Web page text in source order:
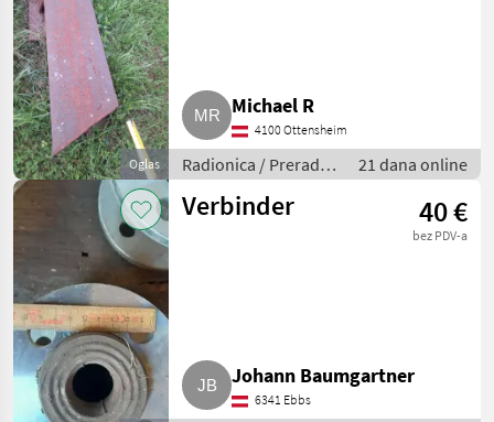
Oglas
Michael R
4100 Ottensheim
Radionica / Prerada
metala
21 dana online
Verbinder 40 €
bez PDV-a
Johann Baumgartner
6341 Ebbs